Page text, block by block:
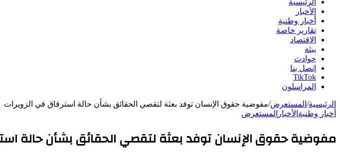
الرئيسية
الأخبار
أخبار وطنية
تقارير خاصة
الاقتصاد
بيئة
حوادث
إتصل بنا
TikTok
المراسلون
الرئيسية/ المستعرض/مفوضية حقوق الإنسان توفد بعثة لتقصي الحقائق بشأن حالة استرقاق في الزويرات
أخبار وطنية الأخبار المستعرض
مفوضية حقوق الإنسان توفد بعثة لتقصي الحقائق بشأن حالة